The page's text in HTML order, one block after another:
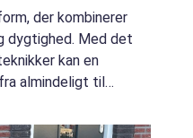
der kombinerer
dygtighed. Med det
kan en
almindeligt til